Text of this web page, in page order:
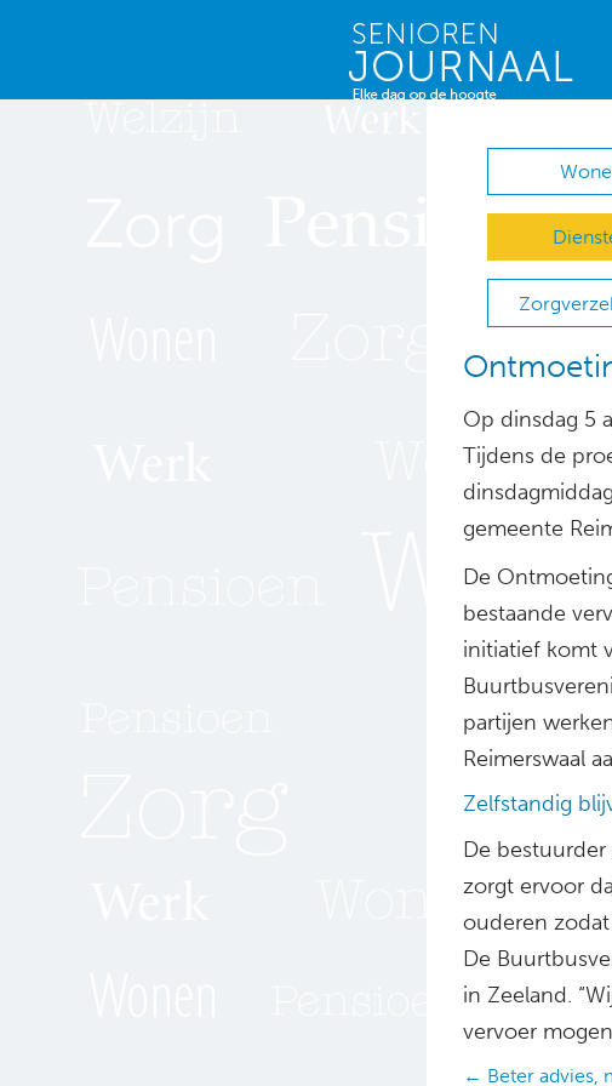
Op dinsdag 5
Tijdens de
gemeente
De
bestaande
initiatief komt
partijen
Reimerswaal
Zelfstandig
De
zorgt ervoor
ouderen
De
in Zeeland.
vervoer
← Beter advies,